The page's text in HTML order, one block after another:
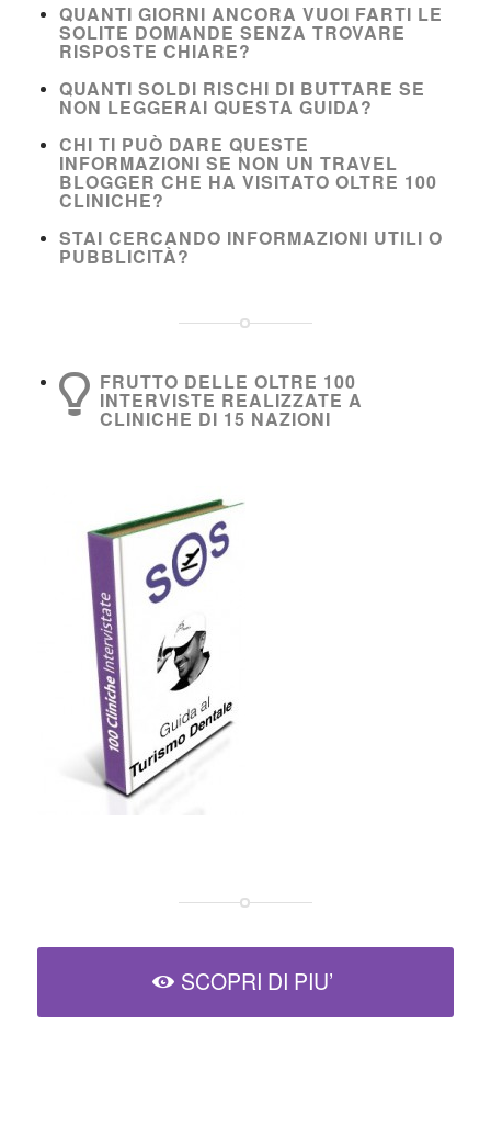
QUANTI GIORNI ANCORA VUOI FARTI LE
SOLITE DOMANDE SENZA TROVARE
RISPOSTE CHIARE?
QUANTI SOLDI RISCHI DI BUTTARE SE
NON LEGGERAI QUESTA GUIDA?
CHI TI PUÒ DARE QUESTE
INFORMAZIONI SE NON UN TRAVEL
BLOGGER CHE HA VISITATO OLTRE 100
CLINICHE?
STAI CERCANDO INFORMAZIONI UTILI O
PUBBLICITÀ?
FRUTTO DELLE OLTRE 100
INTERVISTE REALIZZATE A
CLINICHE DI 15 NAZIONI
SCOPRI DI PIU’